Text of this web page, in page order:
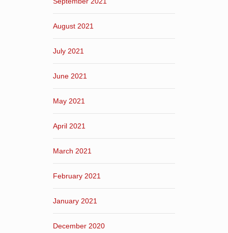
August 2021
July 2021
June 2021
May 2021
April 2021
March 2021
February 2021
January 2021
December 2020